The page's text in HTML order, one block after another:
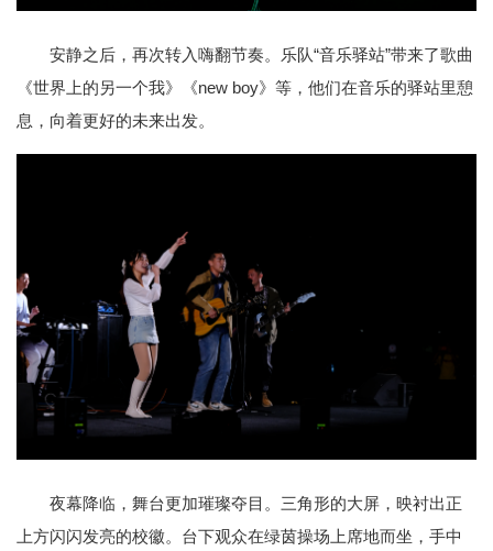
安静之后，再次转入嗨翻节奏。乐队“音乐驿站”带来了歌曲
《世界上的另一个我》《new boy》等，他们在音乐的驿站里憩
息，向着更好的未来出发。
夜幕降临，舞台更加璀璨夺目。三角形的大屏，映衬出正
上方闪闪发亮的校徽。台下观众在绿茵操场上席地而坐，手中